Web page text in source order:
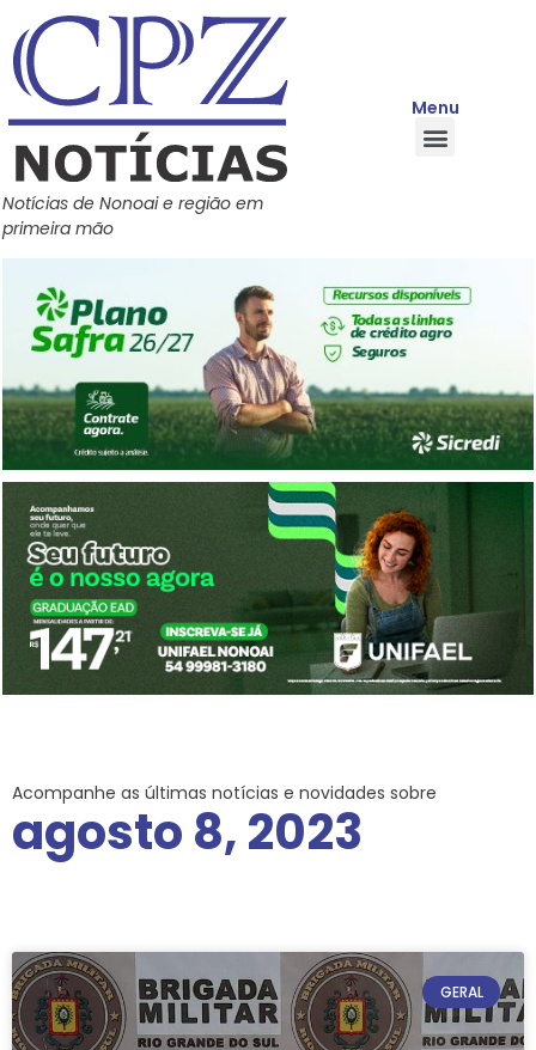
Notícias de Nonoai e região em
primeira mão
Menu
Acompanhe as últimas notícias e novidades sobre
agosto 8, 2023
GERAL